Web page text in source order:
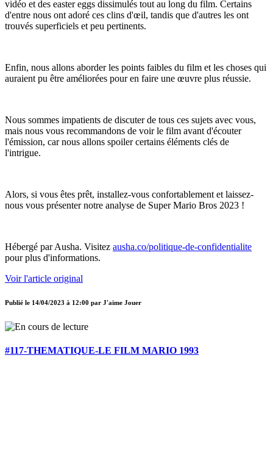
vidéo et des easter eggs dissimulés tout au long du film. Certains
d'entre nous ont adoré ces clins d'œil, tandis que d'autres les ont
trouvés superficiels et peu pertinents.
Enfin, nous allons aborder les points faibles du film et les choses qui
auraient pu être améliorées pour en faire une œuvre plus réussie.
Nous sommes impatients de discuter de tous ces sujets avec vous,
mais nous vous recommandons de voir le film avant d'écouter
l'émission, car nous allons spoiler certains éléments clés de
l'intrigue.
Alors, si vous êtes prêt, installez-vous confortablement et laissez-
nous vous présenter notre analyse de Super Mario Bros 2023 !
Hébergé par Ausha. Visitez ausha.co/politique-de-confidentialite
pour plus d'informations.
Voir l'article original
Publié le 14/04/2023 à 12:00 par J'aime Jouer
#117-THEMATIQUE-LE FILM MARIO 1993